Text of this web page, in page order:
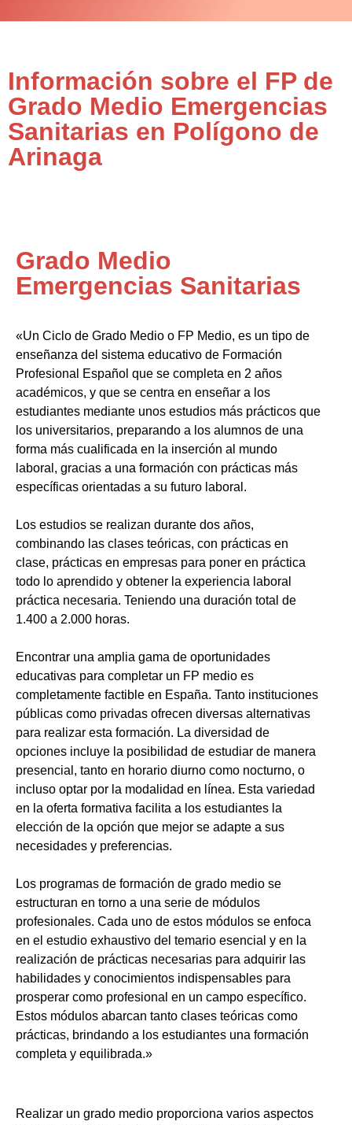
Información sobre el FP de
Grado Medio Emergencias
Sanitarias en Polígono de
Arinaga
Grado Medio
Emergencias Sanitarias
«Un Ciclo de Grado Medio o FP Medio, es un tipo de
enseñanza del sistema educativo de Formación
Profesional Español que se completa en 2 años
académicos, y que se centra en enseñar a los
estudiantes mediante unos estudios más prácticos que
los universitarios, preparando a los alumnos de una
forma más cualificada en la inserción al mundo
laboral, gracias a una formación con prácticas más
específicas orientadas a su futuro laboral.
Los estudios se realizan durante dos años,
combinando las clases teóricas, con prácticas en
clase, prácticas en empresas para poner en práctica
todo lo aprendido y obtener la experiencia laboral
práctica necesaria. Teniendo una duración total de
1.400 a 2.000 horas.
Encontrar una amplia gama de oportunidades
educativas para completar un FP medio es
completamente factible en España. Tanto instituciones
públicas como privadas ofrecen diversas alternativas
para realizar esta formación. La diversidad de
opciones incluye la posibilidad de estudiar de manera
presencial, tanto en horario diurno como nocturno, o
incluso optar por la modalidad en línea. Esta variedad
en la oferta formativa facilita a los estudiantes la
elección de la opción que mejor se adapte a sus
necesidades y preferencias.
Los programas de formación de grado medio se
estructuran en torno a una serie de módulos
profesionales. Cada uno de estos módulos se enfoca
en el estudio exhaustivo del temario esencial y en la
realización de prácticas necesarias para adquirir las
habilidades y conocimientos indispensables para
prosperar como profesional en un campo específico.
Estos módulos abarcan tanto clases teóricas como
prácticas, brindando a los estudiantes una formación
completa y equilibrada.»
Realizar un grado medio proporciona varios aspectos